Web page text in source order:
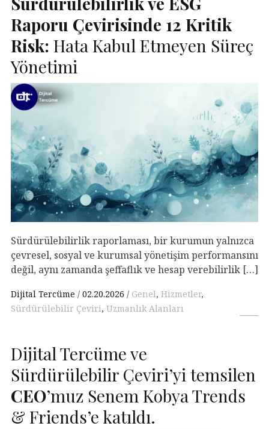
Raporu Çevirisinde 12 Kritik
Risk: Hata Kabul Etmeyen Süreç
Yönetimi
Sürdürülebilirlik raporlaması, bir kurumun yalnızca
çevresel, sosyal ve kurumsal yönetişim performansını
değil, aynı zamanda şeffaflık ve hesap verebilirlik […]
Dijital Tercüme 02.20.2026 Genel, Hizmetler,
Sürdürülebilir Çeviri, Uzmanlık Alanları
Dijital Tercüme ve
Sürdürülebilir Çeviri’yi temsilen
CEO’muz Senem Kobya Trends
& Friends’e katıldı.